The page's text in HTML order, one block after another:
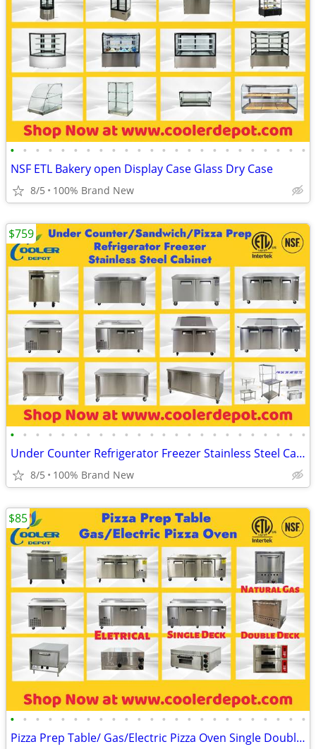
• • • • • • • • • • • • • • • • • • • • • • • •
NSF ETL Bakery open Display Case Glass Dry Case
8/5 100% Brand New
• • • • • • • • • • • • • • • • • • • • • • • •
Under Counter Refrigerator Freezer Stainless Steel Cabinet
8/5 100% Brand New
$759
• • • • • • • • • • • • • • • • • • • • • • • •
Pizza Prep Table/ Gas/Electric Pizza Oven Single Double Deck
$85